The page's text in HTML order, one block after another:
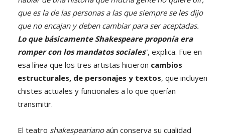
que es la de las personas a las que siempre se les dijo
que no encajan y deben cambiar para ser aceptadas.
Lo que básicamente Shakespeare proponía era
romper con los mandatos sociales”, explica. Fue en
esa línea que los tres artistas hicieron cambios
estructurales, de personajes y textos, que incluyen
chistes actuales y funcionales a lo que querían
transmitir.
El teatro shakespearianoaún conserva su cualidad